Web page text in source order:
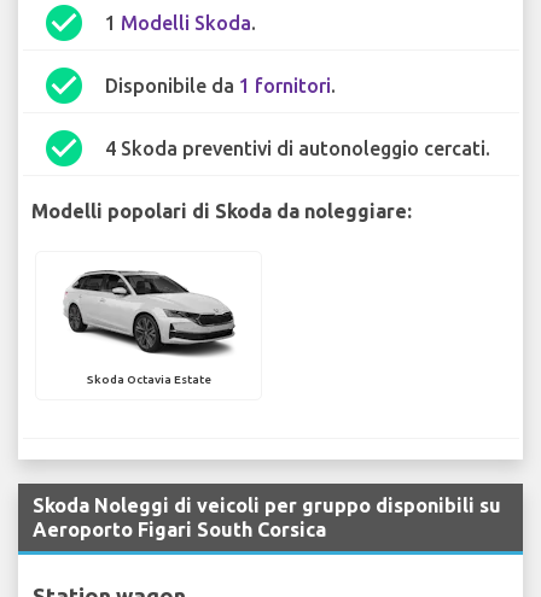
check_circle 1 Modelli Skoda.
check_circle Disponibile da 1 fornitori.
check_circle 4 Skoda preventivi di autonoleggio cercati.
Modelli popolari di Skoda da noleggiare:
Skoda Octavia Estate
Skoda Noleggi di veicoli per gruppo disponibili su
Aeroporto Figari South Corsica